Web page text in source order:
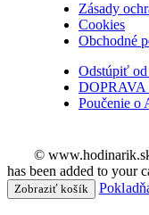
Zásady
Cookies
Obchodné
Odstúpiť
DOPRAVA
Poučenie o
©
has been added to your
Zobraziť košík